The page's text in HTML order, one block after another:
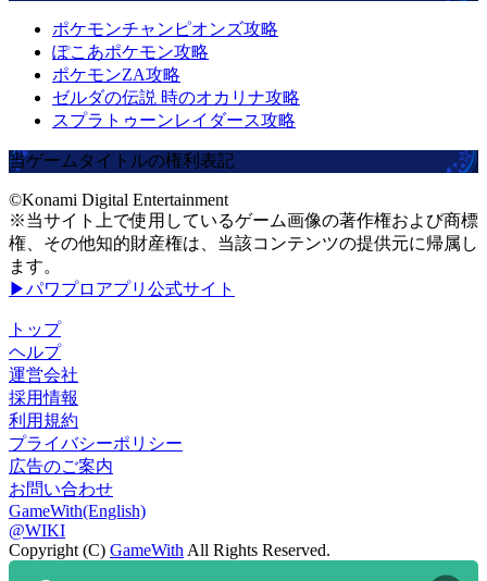
ポケモンチャンピオンズ攻略
ぽこあポケモン攻略
ポケモンZA攻略
ゼルダの伝説 時のオカリナ攻略
スプラトゥーンレイダース攻略
当ゲームタイトルの権利表記
©Konami Digital Entertainment
※当サイト上で使用しているゲーム画像の著作権および商標
権、その他知的財産権は、当該コンテンツの提供元に帰属し
ます。
▶パワプロアプリ公式サイト
トップ
ヘルプ
運営会社
採用情報
利用規約
プライバシーポリシー
広告のご案内
お問い合わせ
GameWith(English)
@WIKI
Copyright (C) GameWith All Rights Reserved.